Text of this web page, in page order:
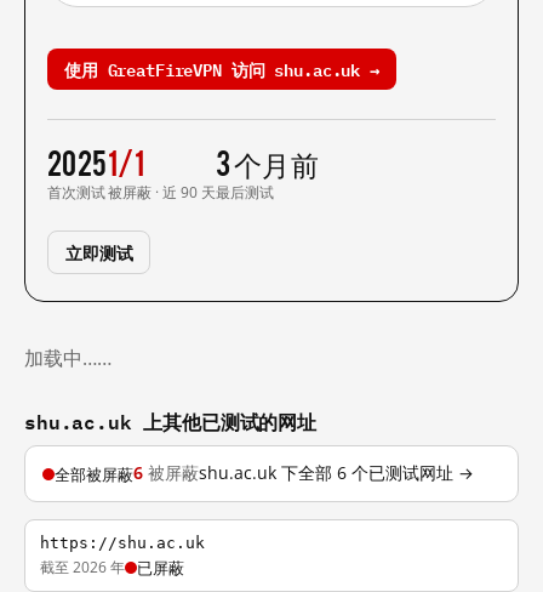
使用 GreatFireVPN 访问 shu.ac.uk →
2025
首次测试
1/1
被屏蔽 · 近 90 天
3 个月前
最后测试
立即测试
加载中……
shu.ac.uk 上其他已测试的网址
全部被屏蔽6 被屏蔽shu.ac.uk 下全部 6 个已测试网址 →
https://shu.ac.uk
截至 2026 年 已屏蔽